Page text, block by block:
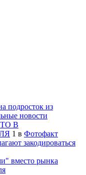
подросток из
новости
В
1 в Фотофакт
закодироваться
вместо рынка